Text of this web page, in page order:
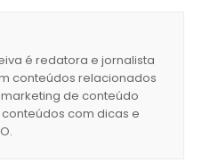
é redatora e jornalista
conteúdos relacionados
de conteúdo
com dicas e